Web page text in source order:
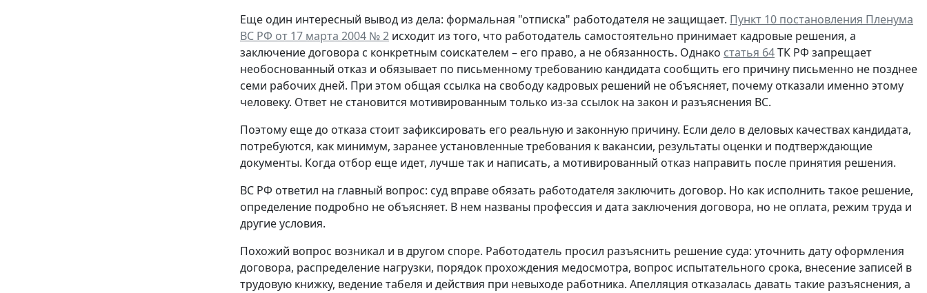
Еще один интересный вывод из дела: формальная "отписка" работодателя не защищает. Пункт 10 постановления Пленума
ВС РФ от 17 марта 2004 № 2 исходит из того, что работодатель самостоятельно принимает кадровые решения, а
заключение договора с конкретным соискателем – его право, а не обязанность. Однако статья 64ТК РФ запрещает
необоснованный отказ и обязывает по письменному требованию кандидата сообщить его причину письменно не позднее
семи рабочих дней. При этом общая ссылка на свободу кадровых решений не объясняет, почему отказали именно этому
человеку. Ответ не становится мотивированным только из-за ссылок на закон и разъяснения ВС.
Поэтому еще до отказа стоит зафиксировать его реальную и законную причину. Если дело в деловых качествах кандидата,
потребуются, как минимум, заранее установленные требования к вакансии, результаты оценки и подтверждающие
документы. Когда отбор еще идет, лучше так и написать, а мотивированный отказ направить после принятия решения.
ВС РФ ответил на главный вопрос: суд вправе обязать работодателя заключить договор. Но как исполнить такое решение,
определение подробно не объясняет. В нем названы профессия и дата заключения договора, но не оплата, режим труда и
другие условия.
Похожий вопрос возникал и в другом споре. Работодатель просил разъяснить решение суда: уточнить дату оформления
договора, распределение нагрузки, порядок прохождения медосмотра, вопрос испытательного срока, внесение записей в
трудовую книжку, ведение табеля и действия при невыходе работника. Апелляция отказалась давать такие разъяснения, а